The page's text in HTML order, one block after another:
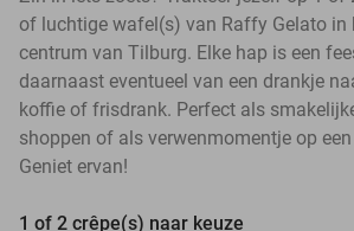
of luchtige wafel(s) van Raffy Gelato in
centrum van Tilburg. Elke hap is een
daarnaast eventueel van een drankje
koffie of frisdrank. Perfect als
shoppen of als verwenmomentje op
Geniet ervan!
1 of 2 crêpe(s) naar keuze